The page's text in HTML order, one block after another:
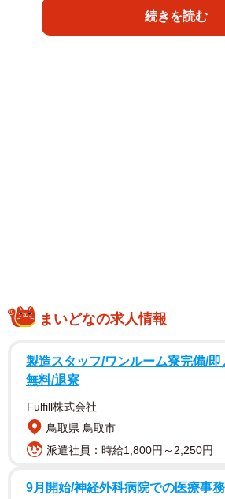
投稿したのは研究室アカウント「東大
青色の小さな紙切れ…正体は「
投稿者が本の間から見つけたのは、青
片。「実物を見るのは初めてだったの
う』と思いました」と学生は語る。
的でした」といい、当時はまだその
続きを読む
まいどなの求人情報
製造スタッフ/ワンルーム寮完備/
無料/退寮
Fulfill株式会社
鳥取県 鳥取市
派遣社員：時給1,800円～2,250円
9月開始/神経外科病院での医療事